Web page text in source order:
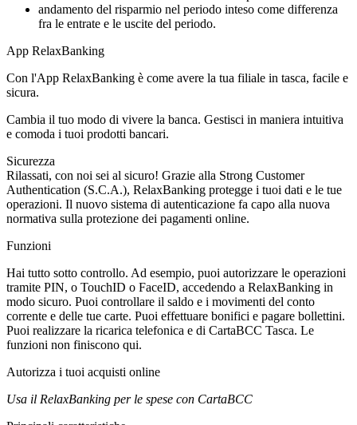
andamento del risparmio nel periodo inteso come differenza
fra le entrate e le uscite del periodo.
App RelaxBanking
Con l'App RelaxBanking è come avere la tua filiale in tasca, facile e
sicura.
Cambia il tuo modo di vivere la banca. Gestisci in maniera intuitiva
e comoda i tuoi prodotti bancari.
Sicurezza
Rilassati, con noi sei al sicuro! Grazie alla Strong Customer
Authentication (S.C.A.), RelaxBanking protegge i tuoi dati e le tue
operazioni. Il nuovo sistema di autenticazione fa capo alla nuova
normativa sulla protezione dei pagamenti online.
Funzioni
Hai tutto sotto controllo. Ad esempio, puoi autorizzare le operazioni
tramite PIN, o TouchID o FaceID, accedendo a RelaxBanking in
modo sicuro. Puoi controllare il saldo e i movimenti del conto
corrente e delle tue carte. Puoi effettuare bonifici e pagare bollettini.
Puoi realizzare la ricarica telefonica e di CartaBCC Tasca. Le
funzioni non finiscono qui.
Autorizza i tuoi acquisti online
Usa il RelaxBanking per le spese con CartaBCC